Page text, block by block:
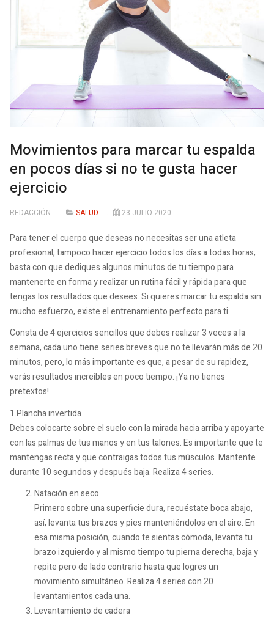
Movimientos para marcar tu espalda
en pocos días si no te gusta hacer
ejercicio
REDACCIÓN SALUD 23 JULIO 2020
Para tener el cuerpo que deseas no necesitas ser una atleta
profesional, tampoco hacer ejercicio todos los días a todas horas;
basta con que dediques algunos minutos de tu tiempo para
mantenerte en forma y realizar un rutina fácil y rápida para que
tengas los resultados que desees. Si quieres marcar tu espalda sin
mucho esfuerzo, existe el entrenamiento perfecto para ti.
Consta de 4 ejercicios sencillos que debes realizar 3 veces a la
semana, cada uno tiene series breves que no te llevarán más de 20
minutos, pero, lo más importante es que, a pesar de su rapidez,
verás resultados increíbles en poco tiempo. ¡Ya no tienes
pretextos!
1.Plancha invertida
Debes colocarte sobre el suelo con la mirada hacia arriba y apoyarte
con las palmas de tus manos y en tus talones. Es importante que te
mantengas recta y que contraigas todos tus músculos. Mantente
durante 10 segundos y después baja. Realiza 4 series.
Natación en seco
Primero sobre una superficie dura, recuéstate boca abajo,
así, levanta tus brazos y pies manteniéndolos en el aire. En
esa misma posición, cuando te sientas cómoda, levanta tu
brazo izquierdo y al mismo tiempo tu pierna derecha, baja y
repite pero de lado contrario hasta que logres un
movimiento simultáneo. Realiza 4 series con 20
levantamientos cada una.
Levantamiento de cadera